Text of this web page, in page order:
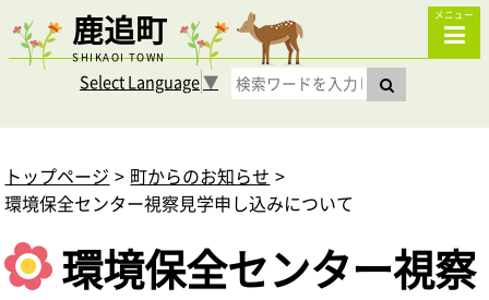
鹿追町
SHIKAOI TOWN
メニュー
Select Language▼
トップページ
町からのお知らせ
環境保全センター視察見学申し込みについて
環境保全センター視察